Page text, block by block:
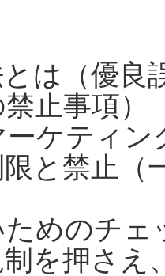
とは（優
止事項）
ーケティ
限と禁止
ためのチ
制を押さ